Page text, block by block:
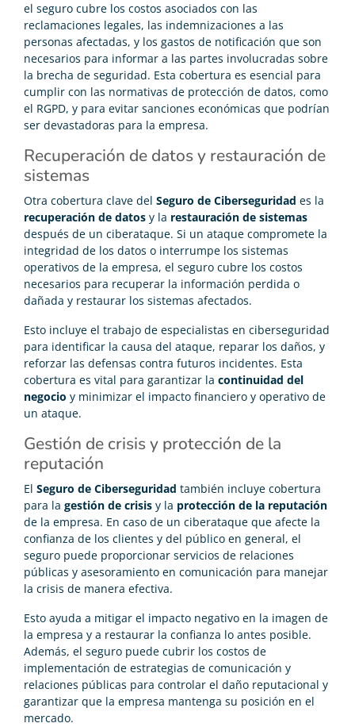
el seguro cubre los costos asociados con las
reclamaciones legales, las indemnizaciones a las
personas afectadas, y los gastos de notificación que son
necesarios para informar a las partes involucradas sobre
la brecha de seguridad. Esta cobertura es esencial para
cumplir con las normativas de protección de datos, como
el RGPD, y para evitar sanciones económicas que podrían
ser devastadoras para la empresa.
Recuperación de datos y restauración de
sistemas
Otra cobertura clave del Seguro de Ciberseguridad es la
recuperación de datos y la restauración de sistemas
después de un ciberataque. Si un ataque compromete la
integridad de los datos o interrumpe los sistemas
operativos de la empresa, el seguro cubre los costos
necesarios para recuperar la información perdida o
dañada y restaurar los sistemas afectados.
Esto incluye el trabajo de especialistas en ciberseguridad
para identificar la causa del ataque, reparar los daños, y
reforzar las defensas contra futuros incidentes. Esta
cobertura es vital para garantizar la continuidad del
negocio y minimizar el impacto financiero y operativo de
un ataque.
Gestión de crisis y protección de la
reputación
El Seguro de Ciberseguridad también incluye cobertura
para la gestión de crisis y la protección de la reputación
de la empresa. En caso de un ciberataque que afecte la
confianza de los clientes y del público en general, el
seguro puede proporcionar servicios de relaciones
públicas y asesoramiento en comunicación para manejar
la crisis de manera efectiva.
Esto ayuda a mitigar el impacto negativo en la imagen de
la empresa y a restaurar la confianza lo antes posible.
Además, el seguro puede cubrir los costos de
implementación de estrategias de comunicación y
relaciones públicas para controlar el daño reputacional y
garantizar que la empresa mantenga su posición en el
mercado.